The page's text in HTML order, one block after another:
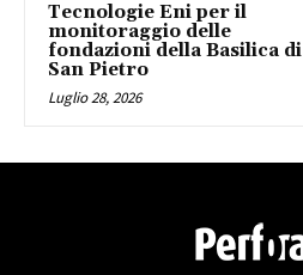
Tecnologie Eni per il
monitoraggio delle
fondazioni della Basilica di
San Pietro
Luglio 28, 2026